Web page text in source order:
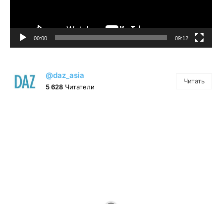
00:00 09:12
@daz_asia
5 628 Читатели
Читать